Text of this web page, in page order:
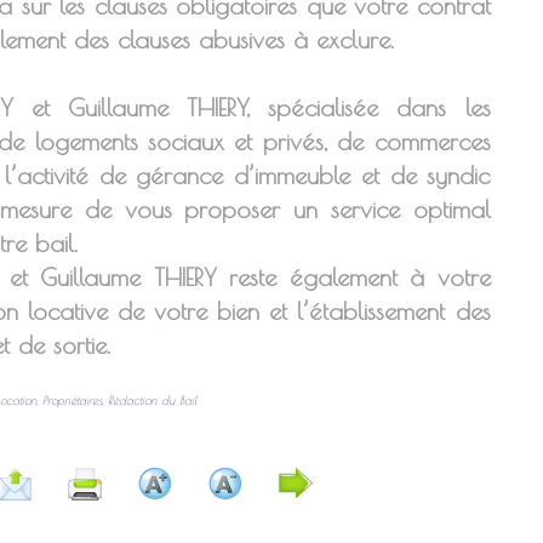
des clauses abusives à exclure.
et Guillaume THIERY, spécialisée dans les
logements sociaux et privés, de commerces
de gérance d’immeuble et de syndic
de vous proposer un service optimal
bail.
et Guillaume THIERY reste également à votre
locative de votre bien et l’établissement des
de sortie.
, Propriétaires, Rédaction du Bail